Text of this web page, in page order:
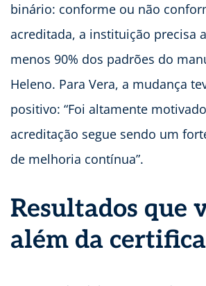
binário: conforme ou não
acreditada, a instituição precisa
menos 90% dos padrões do
Heleno. Para Vera, a mudança
positivo: “Foi altamente
acreditação segue sendo um
de melhoria contínua”.
Resultados que
além da